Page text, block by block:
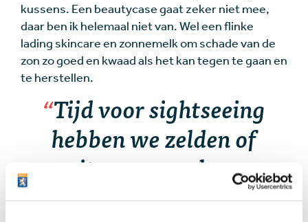
kussens. Een beautycase gaat zeker niet mee,
daar ben ik helemaal niet van. Wel een flinke
lading skincare en zonnemelk om schade van de
zon zo goed en kwaad als het kan tegen te gaan en
te herstellen.
Tijd voor sightseeing
hebben we zelden of
nooit, maar we komen
natuurlijk wel op